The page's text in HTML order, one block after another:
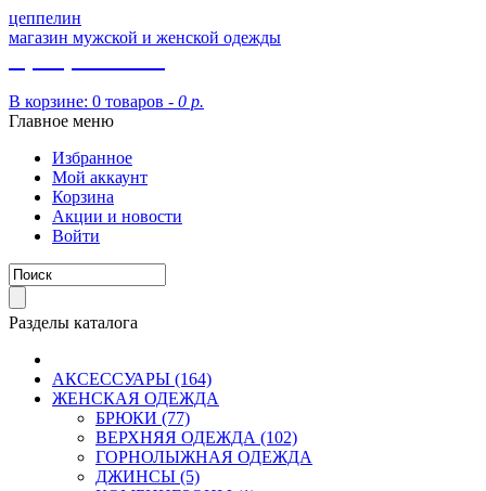
цеппелин
магазин мужской и женской одежды
В корзине: 0 товаров - 0 р.
Главное меню
Избранное
Мой аккаунт
Корзина
Акции и новости
Войти
Разделы каталога
АКСЕССУАРЫ (164)
ЖЕНСКАЯ ОДЕЖДА
БРЮКИ (77)
ВЕРХНЯЯ ОДЕЖДА (102)
ГОРНОЛЫЖНАЯ ОДЕЖДА
ДЖИНСЫ (5)